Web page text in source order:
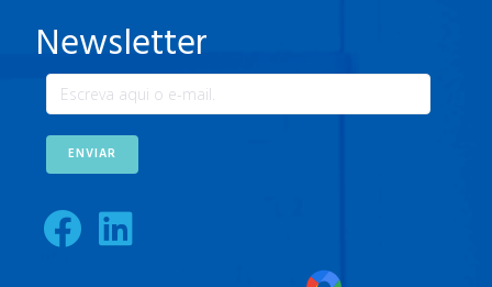
Newsletter
ENVIAR